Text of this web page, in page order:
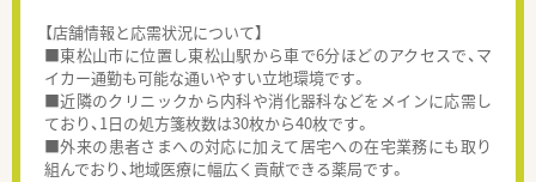
【店舗情報と応需状況について】
■東松山市に位置し東松山駅から車で6分ほどのアクセスで、マ
イカー通勤も可能な通いやすい立地環境です。
■近隣のクリニックから内科や消化器科などをメインに応需し
ており、1日の処方箋枚数は30枚から40枚です。
■外来の患者さまへの対応に加えて居宅への在宅業務にも取り
組んでおり、地域医療に幅広く貢献できる薬局です。